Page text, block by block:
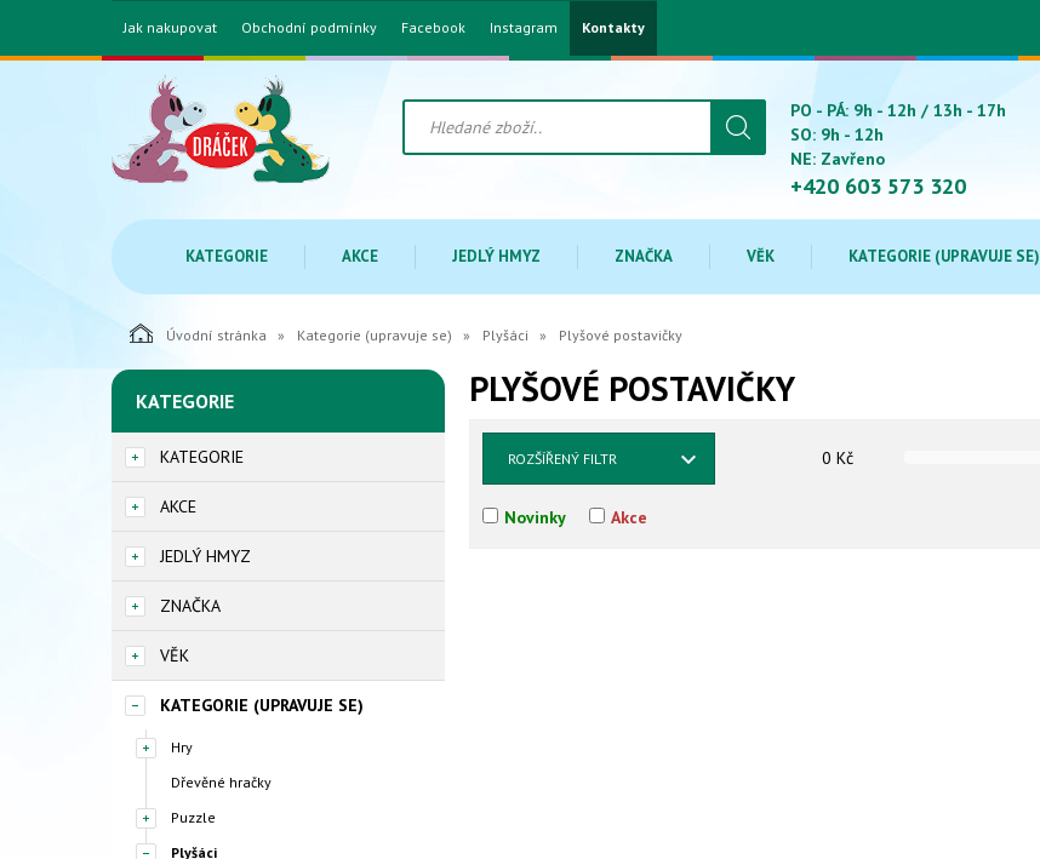
Jak nakupovat Obchodní podmínky Facebook Instagram Kontakty
PO - PÁ: 9h - 12h / 13h - 17h
SO: 9h - 12h
NE: Zavřeno
+420 603 573 320
KATEGORIE AKCE JEDLÝ HMYZ ZNAČKA VĚK KATEGORIE (UPRAVUJE SE)
Úvodní stránka Kategorie (upravuje se) Plyšáci Plyšové postavičky
KATEGORIE
KATEGORIE
AKCE
JEDLÝ HMYZ
ZNAČKA
VĚK
KATEGORIE (UPRAVUJE SE)
Hry
Dřevěné hračky
Puzzle
Plyšáci
PLYŠOVÉ POSTAVIČKY
ROZŠÍŘENÝ FILTR 0 Kč
Novinky Akce